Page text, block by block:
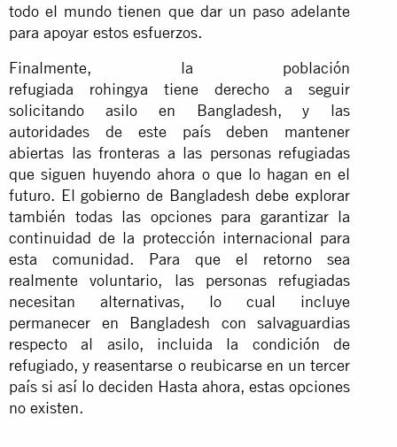
todo el mundo tienen que dar un paso adelante
para apoyar estos esfuerzos.
Finalmente, la población
refugiada rohingya tiene derecho a seguir
solicitando asilo en Bangladesh, y las
autoridades de este país deben mantener
abiertas las fronteras a las personas refugiadas
que siguen huyendo ahora o que lo hagan en el
futuro. El gobierno de Bangladesh debe explorar
también todas las opciones para garantizar la
continuidad de la protección internacional para
esta comunidad. Para que el retorno sea
realmente voluntario, las personas refugiadas
necesitan alternativas, lo cual incluye
permanecer en Bangladesh con salvaguardias
respecto al asilo, incluida la condición de
refugiado, y reasentarse o reubicarse en un tercer
país si así lo deciden Hasta ahora, estas opciones
no existen.